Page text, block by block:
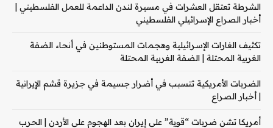
الشرطة تعتقل العشرات في مسيرة لندن الداعمة للعمل الفلسطيني |
أخبار الصراع الإسرائيلي الفلسطيني
تكثيف الغارات الإسرائيلية وهجمات المستوطنين في أنحاء الضفة
الغربية المحتلة | الضفة الغربية المحتلة
الضربات الأمريكية تتسبب في أضرار جسيمة في جزيرة قشم الإيرانية
| أخبار الصراع
أمريكا تشن ضربات “قوية” على إيران بعد الهجوم على الأردن | الحرب